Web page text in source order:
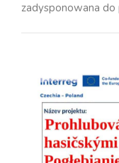
zadysponowana do